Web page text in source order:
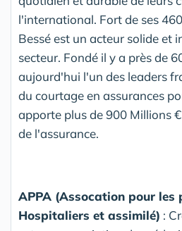
l'international. Fort de ses
Bessé est un acteur solide et
secteur. Fondé il y a près de
aujourd'hui l'un des leaders
du courtage en assurances
apporte plus de 900 Millions
de l'assurance.
APPA (Assocation pour les
Hospitaliers et assimilé) :